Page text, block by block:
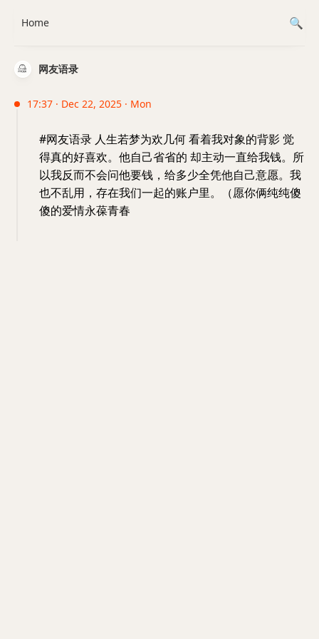
网友语录
17:37 · Dec 22, 2025 · Mon
#网友语录 人生若梦为欢几何 看着我对象的背影 觉
得真的好喜欢。他自己省省的 却主动一直给我钱。所
以我反而不会问他要钱，给多少全凭他自己意愿。我
也不乱用，存在我们一起的账户里。（愿你俩纯纯傻
傻的爱情永葆青春
Home